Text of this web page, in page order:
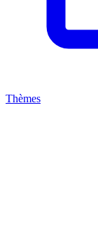
Thèmes